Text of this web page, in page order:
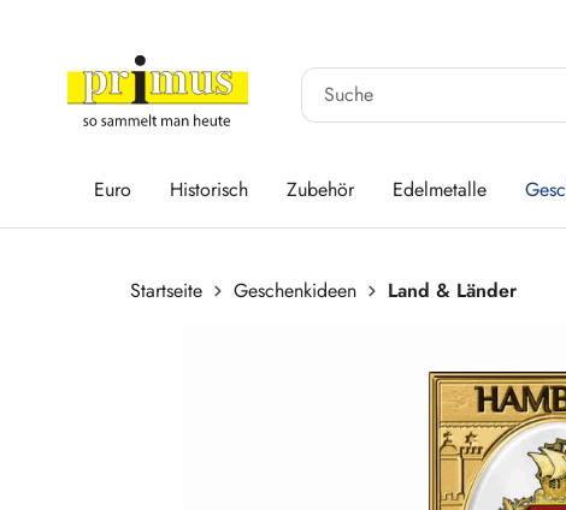
Euro Historisch Zubehör Edelmetalle
Startseite Geschenkideen
Land & Länder